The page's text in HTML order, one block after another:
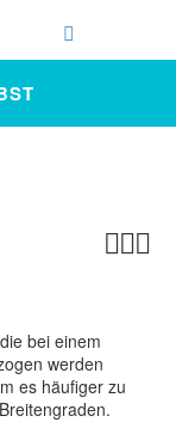

bei einem
werden
es häufiger zu